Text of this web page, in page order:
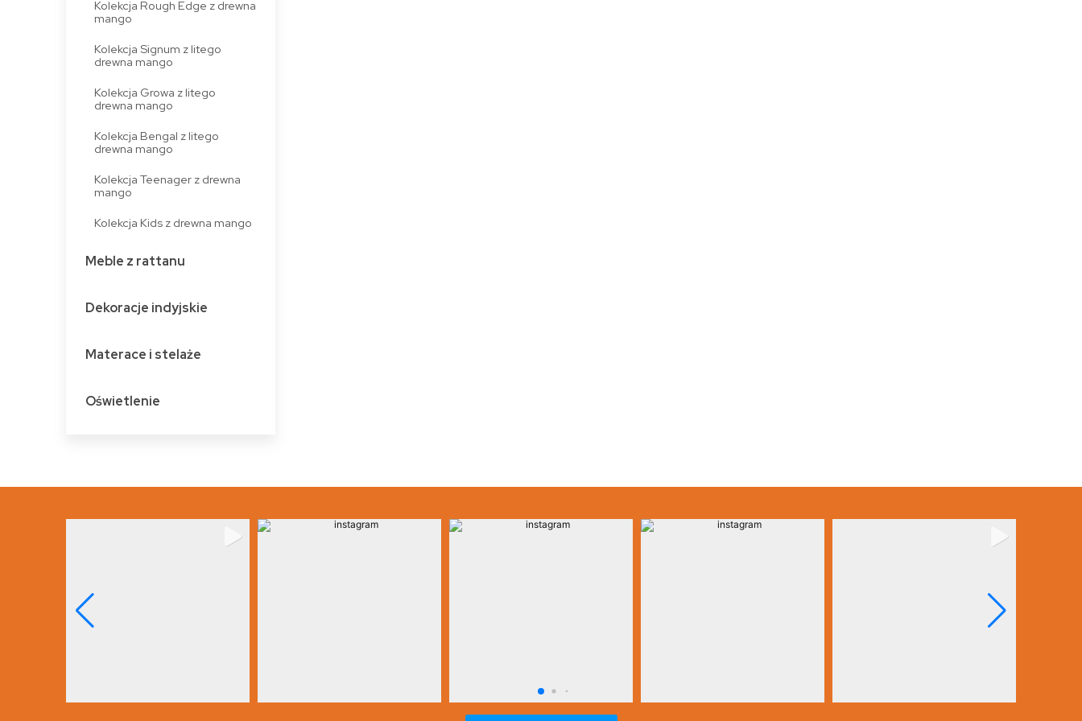
Kolekcja Rough Edge z drewna
mango
Kolekcja Signum z litego
drewna mango
Kolekcja Growa z litego
drewna mango
Kolekcja Bengal z litego
drewna mango
Kolekcja Teenager z drewna
mango
Kolekcja Kids z drewna mango
Meble z rattanu
Dekoracje indyjskie
Materace i stelaże
Oświetlenie